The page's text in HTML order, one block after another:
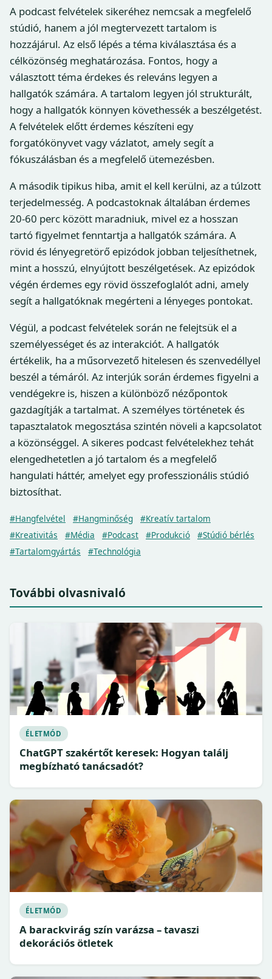
A podcast felvételek sikeréhez nemcsak a megfelelő
stúdió, hanem a jól megtervezett tartalom is
hozzájárul. Az első lépés a téma kiválasztása és a
célközönség meghatározása. Fontos, hogy a
választott téma érdekes és releváns legyen a
hallgatók számára. A tartalom legyen jól strukturált,
hogy a hallgatók könnyen követhessék a beszélgetést.
A felvételek előtt érdemes készíteni egy
forgatókönyvet vagy vázlatot, amely segít a
fókuszálásban és a megfelelő ütemezésben.
A második tipikus hiba, amit el kell kerülni, az a túlzott
terjedelmesség. A podcastoknak általában érdemes
20-60 perc között maradniuk, mivel ez a hosszan
tartó figyelmet fenntartja a hallgatók számára. A
rövid és lényegretörő epizódok jobban teljesíthetnek,
mint a hosszú, elnyújtott beszélgetések. Az epizódok
végén érdemes egy rövid összefoglalót adni, amely
segít a hallgatóknak megérteni a lényeges pontokat.
Végül, a podcast felvételek során ne felejtsük el a
személyességet és az interakciót. A hallgatók
értékelik, ha a műsorvezető hitelesen és szenvedéllyel
beszél a témáról. Az interjúk során érdemes figyelni a
vendégekre is, hiszen a különböző nézőpontok
gazdagítják a tartalmat. A személyes történetek és
tapasztalatok megosztása szintén növeli a kapcsolatot
a közönséggel. A sikeres podcast felvételekhez tehát
elengedhetetlen a jó tartalom és a megfelelő
hangulati háttér, amelyet egy professzionális stúdió
biztosíthat.
#Hangfelvétel #Hangminőség
#Kreatív tartalom
#Kreativitás
#Média #Podcast #Produkció
#Stúdió bérlés
#Tartalomgyártás
#Technológia
További olvasnivaló
ÉLETMÓD
ChatGPT szakértőt keresek: Hogyan találj
megbízható tanácsadót?
ÉLETMÓD
A barackvirág szín varázsa – tavaszi
dekorációs ötletek